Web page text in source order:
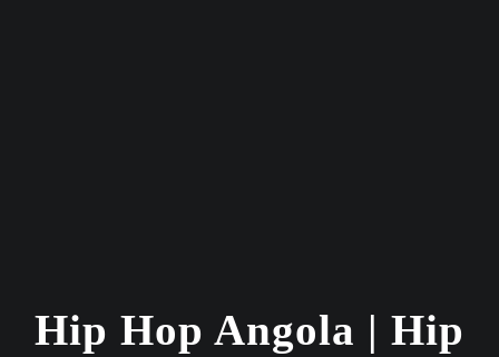
Hip Hop Angola | Hip